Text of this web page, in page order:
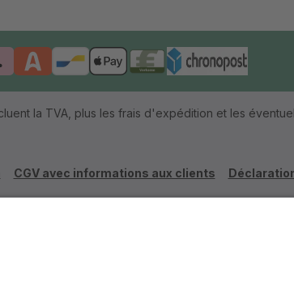
la TVA, plus les frais d'expédition et les
CGV avec informations aux clients